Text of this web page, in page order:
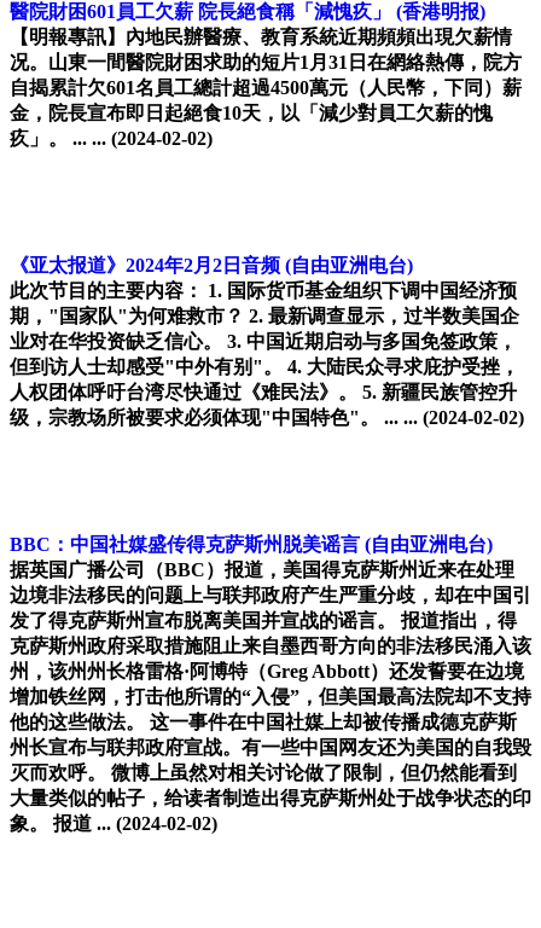
醫院財困601員工欠薪 院長絕食稱「減愧疚」
(香港明报)
【明報專訊】內地民辦醫療、教育系統近期頻頻出現欠薪情
况。山東一間醫院財困求助的短片1月31日在網絡熱傳，院方
自揭累計欠601名員工總計超過4500萬元（人民幣，下同）薪
金，院長宣布即日起絕食10天，以「減少對員工欠薪的愧
疚」。 ... ... (2024-02-02)
《亚太报道》2024年2月2日音频 (自由亚洲电台)
此次节目的主要内容： 1. 国际货币基金组织下调中国经济预
期，"国家队"为何难救市？ 2. 最新调查显示，过半数美国企
业对在华投资缺乏信心。 3. 中国近期启动与多国免签政策，
但到访人士却感受"中外有别"。 4. 大陆民众寻求庇护受挫，
人权团体呼吁台湾尽快通过《难民法》。 5. 新疆民族管控升
级，宗教场所被要求必须体现"中国特色"。 ... ... (2024-02-02)
BBC：中国社媒盛传得克萨斯州脱美谣言 (自由亚洲电台)
据英国广播公司（BBC）报道，美国得克萨斯州近来在处理
边境非法移民的问题上与联邦政府产生严重分歧，却在中国引
发了得克萨斯州宣布脱离美国并宣战的谣言。 报道指出，得
克萨斯州政府采取措施阻止来自墨西哥方向的非法移民涌入该
州，该州州长格雷格·阿博特（Greg Abbott）还发誓要在边境
增加铁丝网，打击他所谓的“入侵”，但美国最高法院却不支持
他的这些做法。 这一事件在中国社媒上却被传播成德克萨斯
州长宣布与联邦政府宣战。有一些中国网友还为美国的自我毁
灭而欢呼。 微博上虽然对相关讨论做了限制，但仍然能看到
大量类似的帖子，给读者制造出得克萨斯州处于战争状态的印
象。 报道 ... (2024-02-02)